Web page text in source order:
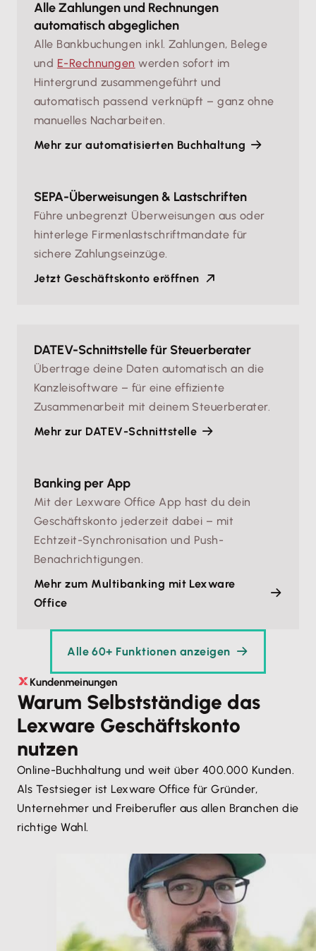
Alle Zahlungen und Rechnungen
automatisch abgeglichen
Alle Bankbuchungen inkl. Zahlungen, Belege
und E-Rechnungen werden sofort im
Hintergrund zusammengeführt und
automatisch passend verknüpft – ganz ohne
manuelles Nacharbeiten.
Mehr zur automatisierten Buchhaltung
SEPA-Überweisungen & Lastschriften
Führe unbegrenzt Überweisungen aus oder
hinterlege Firmenlastschriftmandate für
sichere Zahlungseinzüge.
Jetzt Geschäftskonto eröffnen
DATEV-Schnittstelle für Steuerberater
Übertrage deine Daten automatisch an die
Kanzleisoftware – für eine effiziente
Zusammenarbeit mit deinem Steuerberater.
Mehr zur DATEV-Schnittstelle
Banking per App
Mit der Lexware Office App hast du dein
Geschäftskonto jederzeit dabei – mit
Echtzeit-Synchronisation und Push-
Benachrichtigungen.
Mehr zum Multibanking mit Lexware
Office
Alle 60+ Funktionen anzeigen
Kundenmeinungen
Warum Selbst­stän­di­ge das
Lexware Geschäftskonto
nutzen
Online-Buchhaltung und weit über 400.000 Kunden.
Als Testsieger ist Lexware Office für Gründer,
Unternehmer und Freiberufler aus allen Branchen die
richtige Wahl.